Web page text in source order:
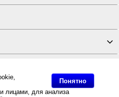
Понятно
лицами, для анализа